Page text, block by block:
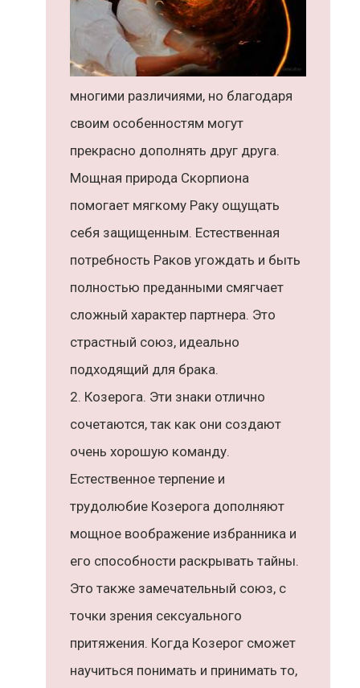
многими различиями, но благодаря
своим особенностям могут
прекрасно дополнять друг друга.
Мощная природа Скорпиона
помогает мягкому Раку ощущать
себя защищенным. Естественная
потребность Раков угождать и быть
полностью преданными смягчает
сложный характер партнера. Это
страстный союз, идеально
подходящий для брака.
Козерога. Эти знаки отлично
сочетаются, так как они создают
очень хорошую команду.
Естественное терпение и
трудолюбие Козерога дополняют
мощное воображение избранника и
его способности раскрывать тайны.
Это также замечательный союз, с
точки зрения сексуального
притяжения. Когда Козерог сможет
научиться понимать и принимать то,